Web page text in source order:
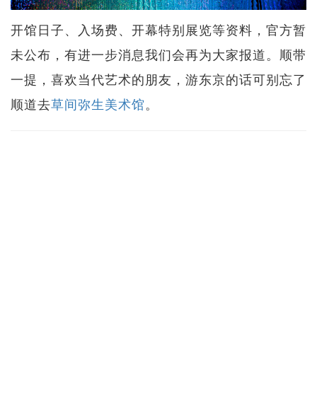
开馆日子、入场费、开幕特别展览等资料，官方暂
未公布，有进一步消息我们会再为大家报道。顺带
一提，喜欢当代艺术的朋友，游东京的话可别忘了
顺道去草间弥生美术馆。